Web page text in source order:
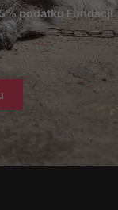
podatku Fundacji